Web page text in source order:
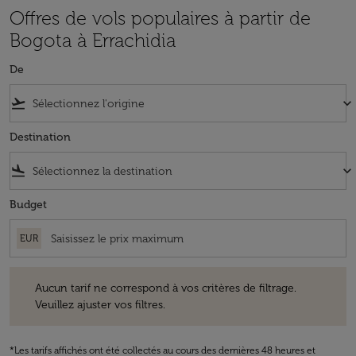
Offres de vols populaires à partir de
Bogota à Errachidia
De
flight_takeoff keyboard_arrow_down
Destination
flight_land keyboard_arrow_down
Budget
EUR
Aucun tarif ne correspond à vos critères de filtrage.
Veuillez ajuster vos filtres.
*Les tarifs affichés ont été collectés au cours des dernières 48 heures et